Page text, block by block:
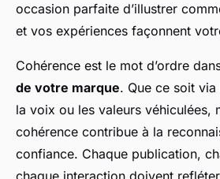
occasion parfaite d’illustrer
et vos expériences façonnent
Cohérence est le mot d’ordre
de votre marque. Que ce soit
la voix ou les valeurs véhiculées,
cohérence contribue à la
confiance. Chaque publication,